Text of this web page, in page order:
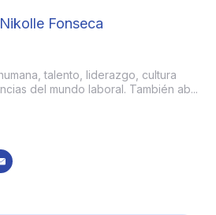
Fonseca
talento, liderazgo, cultura
del mundo laboral. También ab...